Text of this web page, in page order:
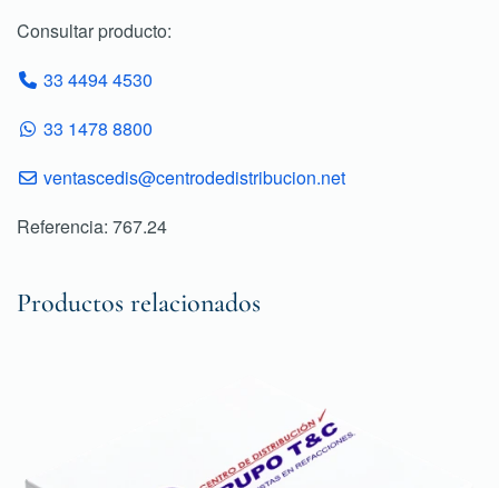
Consultar producto:
33 4494 4530
33 1478 8800
ventascedis@centrodedistribucion.net
Referencia: 767.24
Productos relacionados